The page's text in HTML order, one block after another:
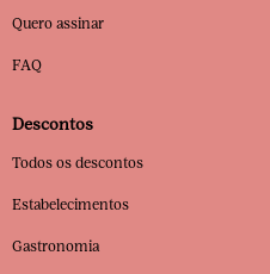
Quero assinar
FAQ
Descontos
Todos os descontos
Estabelecimentos
Gastronomia